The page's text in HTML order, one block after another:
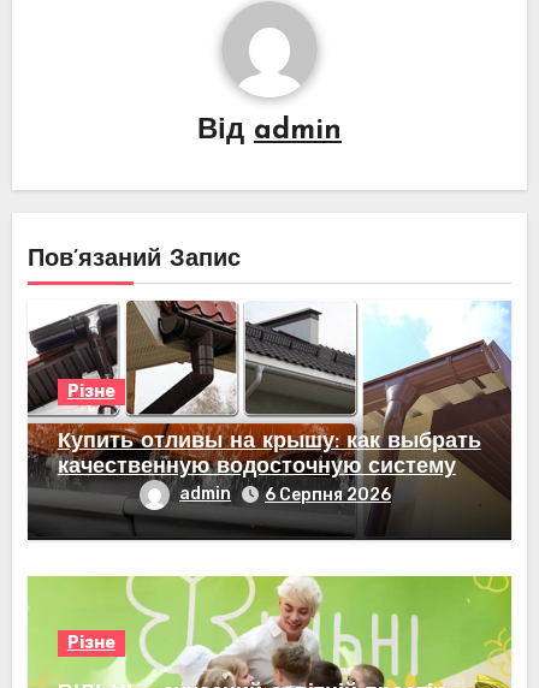
Від admin
Пов’язаний Запис
Різне
Купить отливы на крышу: как выбрать
качественную водосточную систему
admin 6 Серпня 2026
Різне